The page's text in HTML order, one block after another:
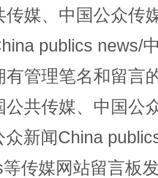
化重塑工作
传媒、中国公众传
publics news/
有管理笔名和留言
公共传媒、中国公
众新闻China
传媒网站留言板